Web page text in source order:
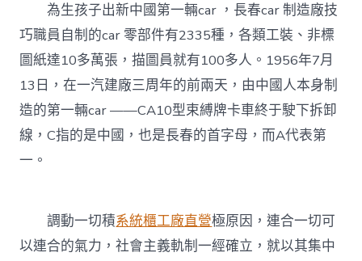
為生孩子出新中國第一輛car ，長春car 制造廠技
巧職員自制的car 零部件有2335種，各類工裝、非標
圖紙達10多萬張，描圖員就有100多人。1956年7月
13日，在一汽建廠三周年的前兩天，由中國人本身制
造的第一輛car ——CA10型束縛牌卡車終于駛下拆卸
線，C指的是中國，也是長春的首字母，而A代表第
一。
調動一切積系統櫃工廠直營極原因，連合一切可
以連合的氣力，社會主義軌制一經確立，就以其集中